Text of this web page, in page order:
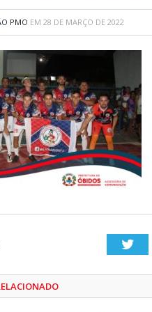
PMO EM 28 DE MARÇO DE 2022